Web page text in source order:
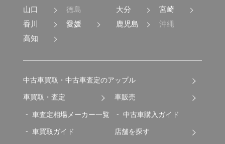
山口
徳島
香川
愛媛
高知
大分
宮崎
鹿児島
沖縄
中古車買取・中古車査定のアップル
車買取・査定
車査定相場メーカー一覧
車買取ガイド
車販売
中古車購入ガイド
店舗を探す